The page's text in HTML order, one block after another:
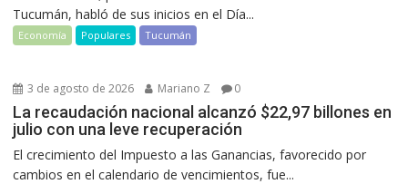
Tucumán, habló de sus inicios en el Día...
Economía Populares Tucumán
3 de agosto de 2026 Mariano Z 0
La recaudación nacional alcanzó $22,97 billones en
julio con una leve recuperación
El crecimiento del Impuesto a las Ganancias, favorecido por
cambios en el calendario de vencimientos, fue...